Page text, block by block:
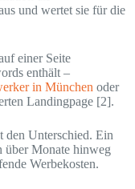
und wertet sie für die
einer Seite
enthält –
in München oder
Landingpage [2].
den Unterschied. Ein
über Monate hinweg
Werbekosten.